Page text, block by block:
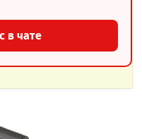
в чате